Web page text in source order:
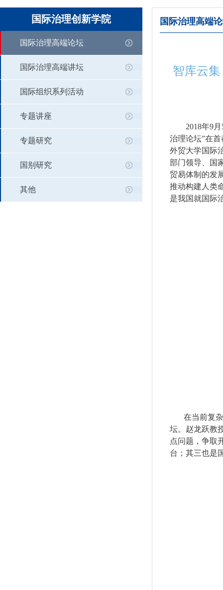
国际治理创新学院
国际治理高端论坛
国际治理高端讲坛
国际组织系列活动
专题讲座
专题研究
国别研究
其他
国际治理高端
智库云
2018年9月
治理论坛”在
外贸大学国际
部门领导、国
贸易体制的发
推动构建人类
是我国就国际
在当前复
坛。赵龙跃教
点问题，争取
台；其三也是